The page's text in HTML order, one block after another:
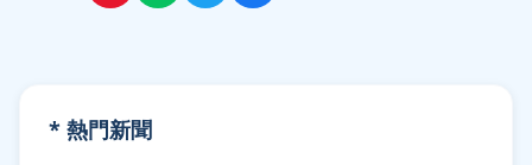
* 熱門新聞